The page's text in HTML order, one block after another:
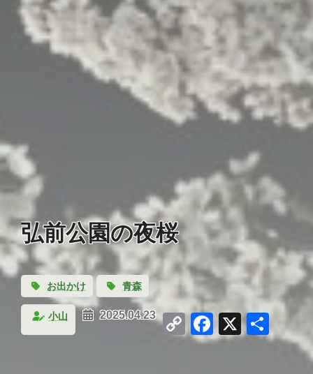
弘前公園の夜桜
お出かけ 青森
小山 2025.04.23 Copy
Link
Facebook
X 共
有